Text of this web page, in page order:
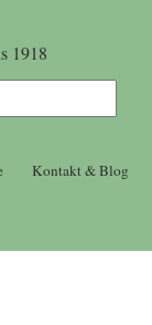
1918
Kontakt & Blog